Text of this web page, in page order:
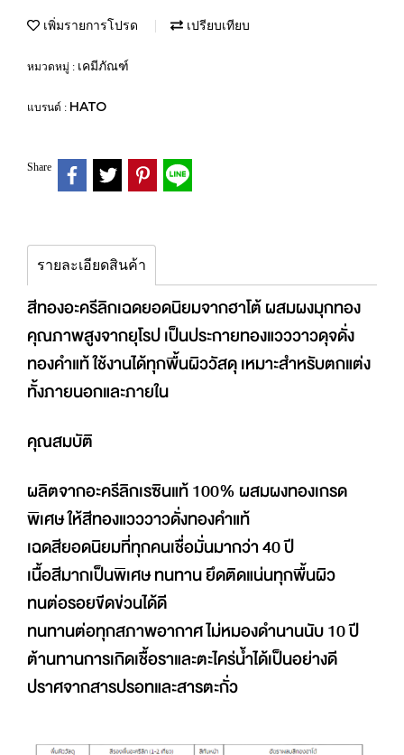
เพิ่มรายการโปรด เปรียบเทียบ
หมวดหมู่ : เคมีภัณฑ์
แบรนด์ : HATO
Share
รายละเอียดสินค้า
สีทองอะครีลิกเฉดยอดนิยมจากฮาโต้ ผสมผงมุกทอง
คุณภาพสูงจากยุโรป เป็นประกายทองแวววาวดุจดั่ง
ทองคำแท้ ใช้งานได้ทุกพื้นผิววัสดุ เหมาะสำหรับตกแต่ง
ทั้งภายนอกและภายใน
คุณสมบัติ
ผลิตจากอะครีลิกเรซินแท้ 100% ผสมผงทองเกรด
พิเศษ ให้สีทองแวววาวดั่งทองคำแท้
เฉดสียอดนิยมที่ทุกคนเชื่อมั่นมากว่า 40 ปี
เนื้อสีมากเป็นพิเศษ ทนทาน ยึดติดแน่นทุกพื้นผิว
ทนต่อรอยขีดข่วนได้ดี
ทนทานต่อทุกสภาพอากาศ ไม่หมองดำนานนับ 10 ปี
ต้านทานการเกิดเชื้อราและตะไคร่น้ำได้เป็นอย่างดี
ปราศจากสารปรอทและสารตะกั่ว